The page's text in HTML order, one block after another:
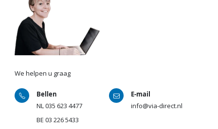
We helpen u graag
Bellen
NL035 623 4477
BE 03 226 5433
E-mail
info@via-direct.nl